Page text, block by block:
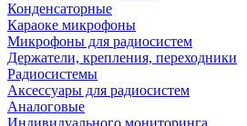
Конденсаторные
Караоке микрофоны
Микрофоны для радиосистем
Держатели, крепления, переходники
Радиосистемы
Аксессуары для радиосистем
Аналоговые
Индивидуального мониторинга